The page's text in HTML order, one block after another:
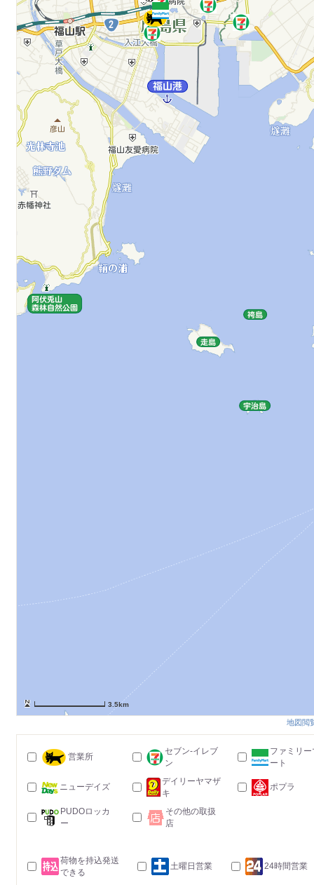
3.5km
地図閲
営業所
セブン-イレブ
ン
ファミリー
ート
ニューデイズ
デイリーヤマザ
キ
ポプラ
PUDOロッカ
ー
その他の取扱
店
荷物を持込発送
できる
土曜日営業 24時間営業